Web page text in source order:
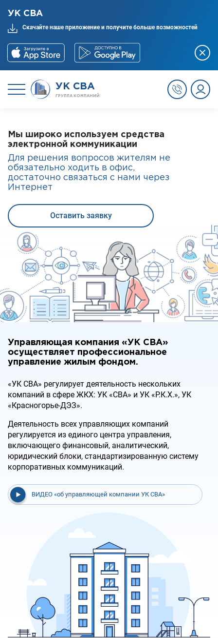
УК СВА
Скачайте наше приложение и получите больше возможностей
УК СВА
ГРУППА КОМПАНИЙ
Красногорье-ДЭЗ
Колл-центр
8 (495) 662-33-54
8 (800) 350-33-54
Круглосуточно
Мы широко используем средства
электронной коммуникации
Для решения вопросов жителям не
обязательно ходить в офис,
достаточно связаться с нами через
Интернет
Оставить заявку
Управляющая компания «УК СВА»
осуществляет профессиональное
управление жилым фондом.
«УК СВА» регулирует деятельность нескольких
компаний в сфере ЖКХ: УК «СВА» и УК «Р.К.Х.», УК
«Красногорье-ДЭЗ».
Деятельность всех управляющих компаний
регулируется из единого центра управления,
включающего финансовый, аналитический,
юридический блоки, стандартизированную систему
корпоративных коммуникаций.
ВИДЕО «об управляющей компании УК СВА»